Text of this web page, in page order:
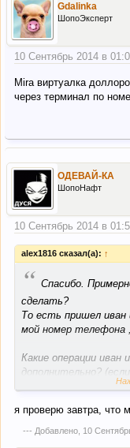
Gdalinka
ШопоЭксперт
10 Сентябрь 2014 в
Mira виртуалка
через терминал по
ОДЕВАЙ-КА
ШопоНафт
10 Сентябрь 2014 в
alex1816 сказал(а): ↑
“ Спасибо.
сделать?
То есть пришел иван
мой номер телефона
Какие операции
дополнительно?
карточек например)?
оплату или
я проверю завтра, что
--- Добавлено, 10